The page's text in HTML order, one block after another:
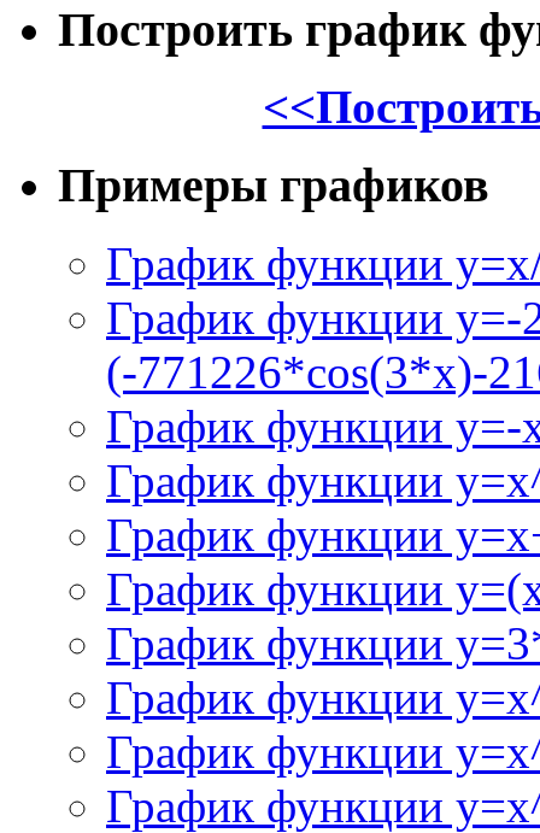
Построить график
Примеры графиков
График функции
График функции y=-
(-771226*cos(3*x)-
График функции
График функции
График функции
График функции
График функции
График функции
График функции
График функции